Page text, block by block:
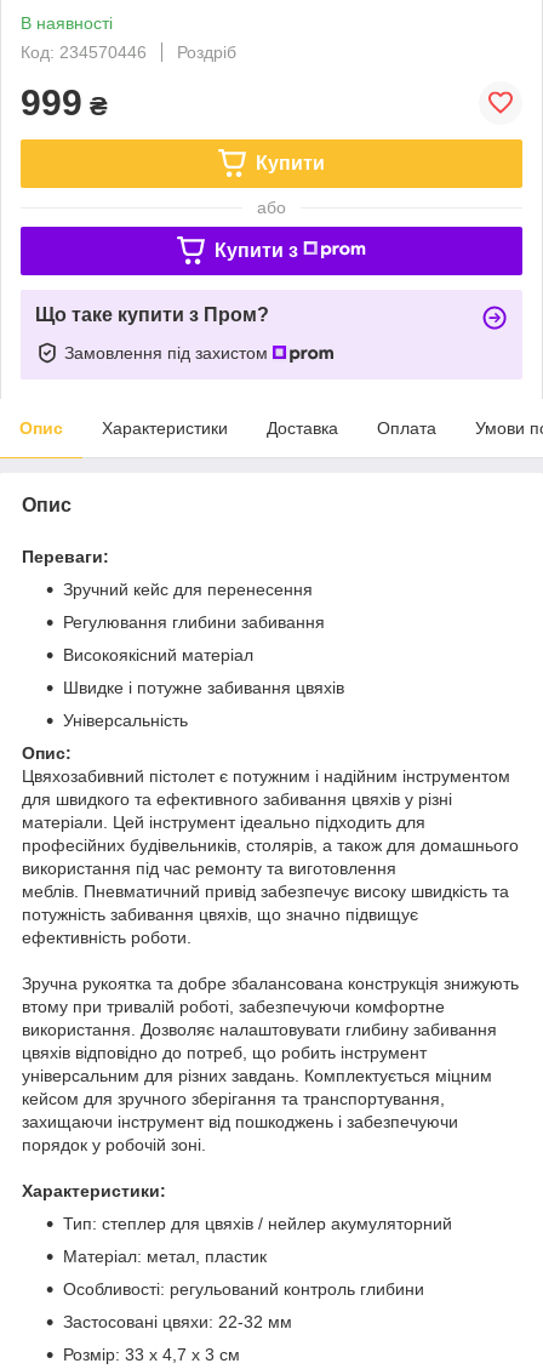
В наявності
Код: 234570446
Роздріб
999 ₴
Купити
або
Купити з
Що таке купити з Пром?
Замовлення під захистом
Опис Характеристики Доставка Оплата Умови
Опис
Переваги:
Зручний кейс для перенесення
Регулювання глибини забивання
Високоякісний матеріал
Швидке і потужне забивання цвяхів
Універсальність
Опис:
Цвяхозабивний пістолет є потужним і надійним інструментом
для швидкого та ефективного забивання цвяхів у різні
матеріали. Цей інструмент ідеально підходить для
професійних будівельників, столярів, а також для домашнього
використання під час ремонту та виготовлення
меблів. Пневматичний привід забезпечує високу швидкість та
потужність забивання цвяхів, що значно підвищує
ефективність роботи.
Зручна рукоятка та добре збалансована конструкція знижують
втому при тривалій роботі, забезпечуючи комфортне
використання. Дозволяє налаштовувати глибину забивання
цвяхів відповідно до потреб, що робить інструмент
універсальним для різних завдань. Комплектується міцним
кейсом для зручного зберігання та транспортування,
захищаючи інструмент від пошкоджень і забезпечуючи
порядок у робочій зоні.
Характеристики:
Тип: степлер для цвяхів / нейлер акумуляторний
Матеріал: метал, пластик
Особливості: регульований контроль глибини
Застосовані цвяхи: 22-32 мм
Розмір: 33 х 4,7 х 3 см